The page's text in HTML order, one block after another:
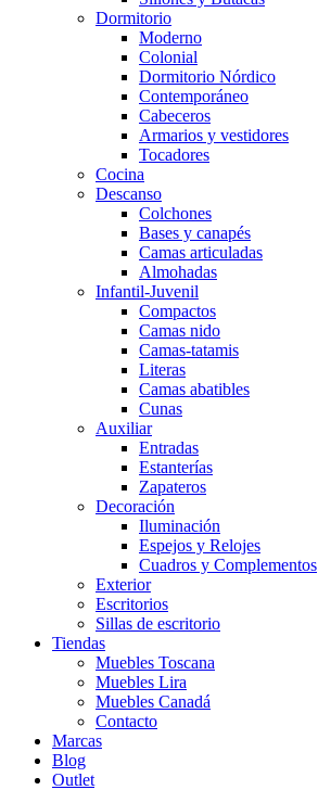
Dormitorio
Moderno
Colonial
Dormitorio Nórdico
Contemporáneo
Cabeceros
Armarios y vestidores
Tocadores
Cocina
Descanso
Colchones
Bases y canapés
Camas articuladas
Almohadas
Infantil-Juvenil
Compactos
Camas nido
Camas-tatamis
Literas
Camas abatibles
Cunas
Auxiliar
Entradas
Estanterías
Zapateros
Decoración
Iluminación
Espejos y Relojes
Cuadros y Complementos
Exterior
Escritorios
Sillas de escritorio
Tiendas
Muebles Toscana
Muebles Lira
Muebles Canadá
Contacto
Marcas
Blog
Outlet